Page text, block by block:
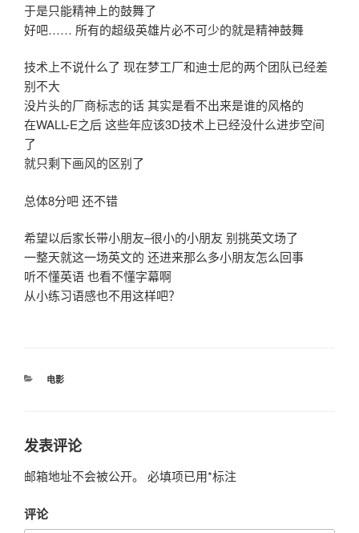
于是只能精神上的鼓舞了
好吧…… 所有的超级英雄片必不可少的就是精神鼓舞
技术上不说什么了 现在梦工厂和迪士尼的两个团队已经差
别不大
没片头的厂商标志的话 其实是看不出来是谁的风格的
在WALL-E之后 这些年应该3D技术上已经没什么进步空间
了
就只剩下画风的区别了
总体8分吧 还不错
希望以后家长带小朋友–很小的小朋友 别挑英文场了
一整天就这一场英文的 还进来那么多小朋友怎么回事
听不懂英语 也看不懂字幕啊
从小练习语感也不用这样吧？
分
电影
发表评论
邮箱地址不会被公开。 必填项已用*标注
评论